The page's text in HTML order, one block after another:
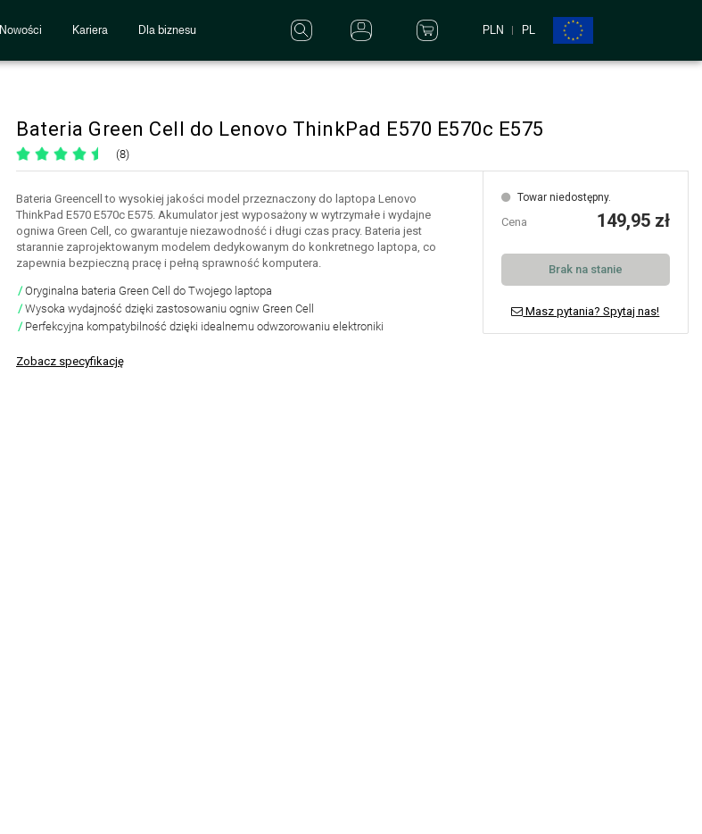
Nowości Kariera Dla biznesu PLN PL
Bateria Green Cell do Lenovo ThinkPad E570 E570c E575
(8)
Bateria Greencell to wysokiej jakości model przeznaczony do laptopa Lenovo
ThinkPad E570 E570c E575. Akumulator jest wyposażony w wytrzymałe i wydajne
ogniwa Green Cell, co gwarantuje niezawodność i długi czas pracy. Bateria jest
starannie zaprojektowanym modelem dedykowanym do konkretnego laptopa, co
zapewnia bezpieczną pracę i pełną sprawność komputera.
Oryginalna bateria Green Cell do Twojego laptopa
Wysoka wydajność dzięki zastosowaniu ogniw Green Cell
Perfekcyjna kompatybilność dzięki idealnemu odwzorowaniu elektroniki
Zobacz specyfikację
Towar niedostępny.
Cena 149,95 zł
Brak na stanie
Masz pytania? Spytaj nas!